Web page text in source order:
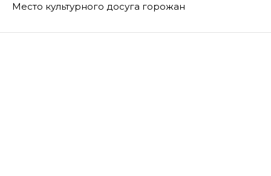
Место культурного досуга горожан